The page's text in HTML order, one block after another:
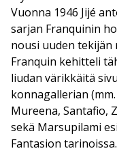
Vuonna 1946 Jijé
sarjan Franquinin
nousi uuden tekijän
Franquin kehitteli
liudan värikkäitä
konnagallerian
Mureena, Santafio,
sekä Marsupilami
Fantasion tarinoissa.